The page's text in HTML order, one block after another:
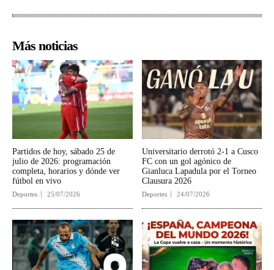
Más noticias
Partidos de hoy, sábado 25 de
julio de 2026: programación
completa, horarios y dónde ver
fútbol en vivo
Deportes 25/07/2026
Universitario derrotó 2-1 a Cusco
FC con un gol agónico de
Gianluca Lapadula por el Torneo
Clausura 2026
Deportes 24/07/2026